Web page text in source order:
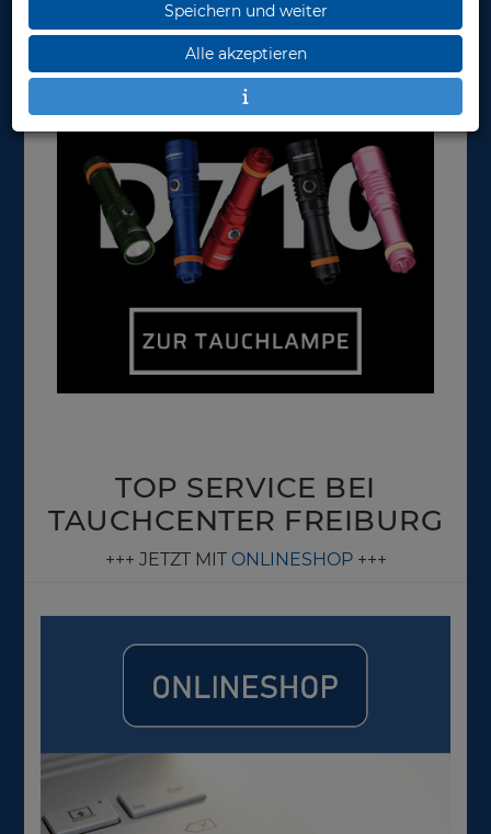
TOP SERVICE BEI
TAUCHCENTER FREIBURG
+++ JETZT MIT ONLINESHOP+++
Speichern und weiter
Alle akzeptieren